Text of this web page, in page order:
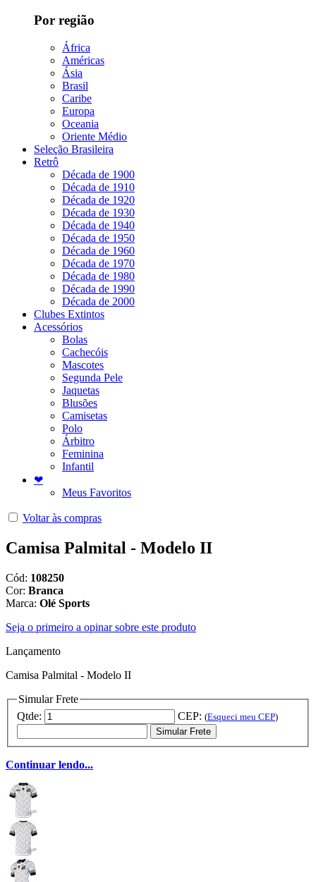
Por região
África
Américas
Ásia
Brasil
Caribe
Europa
Oceania
Oriente Médio
Seleção Brasileira
Retrô
Década de 1900
Década de 1910
Década de 1920
Década de 1930
Década de 1940
Década de 1950
Década de 1960
Década de 1970
Década de 1980
Década de 1990
Década de 2000
Clubes Extintos
Acessórios
Bolas
Cachecóis
Mascotes
Segunda Pele
Jaquetas
Blusões
Camisetas
Polo
Árbitro
Feminina
Infantil
❤
Meus Favoritos
Voltar às compras
Camisa Palmital - Modelo II
Cód: 108250
Cor: Branca
Marca: Olé Sports
Seja o primeiro a opinar sobre este produto
Lançamento
Camisa Palmital - Modelo II
Simular Frete
Qtde:
CEP: (Esqueci meu CEP)
Simular Frete
Continuar lendo...